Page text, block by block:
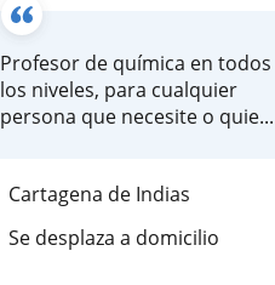
Profesor de química en todos
los niveles, para cualquier
persona que necesite o quie...
Cartagena de Indias
Se desplaza a domicilio